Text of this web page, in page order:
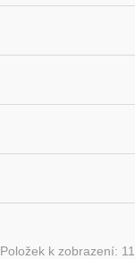
Položek k zobrazení: 11